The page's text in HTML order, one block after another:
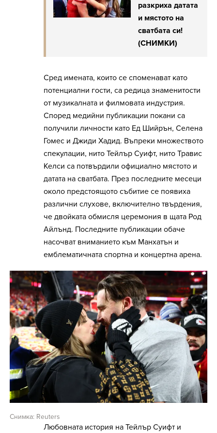
разкриха датата
и мястото на
сватбата си!
(СНИМКИ)
Сред имената, които се споменават като
потенциални гости, са редица знаменитости
от музикалната и филмовата индустрия.
Според медийни публикации покани са
получили личности като Ед Шийрън, Селена
Гомес и Джиди Хадид. Въпреки множеството
спекулации, нито Тейлър Суифт, нито Травис
Келси са потвърдили официално мястото и
датата на сватбата. През последните месеци
около предстоящото събитие се появиха
различни слухове, включително твърдения,
че двойката обмисля церемония в щата Род
Айлънд. Последните публикации обаче
насочват вниманието към Манхатън и
емблематичната спортна и концертна арена.
Снимка: Reuters
Любовната история на Тейлър Суифт и